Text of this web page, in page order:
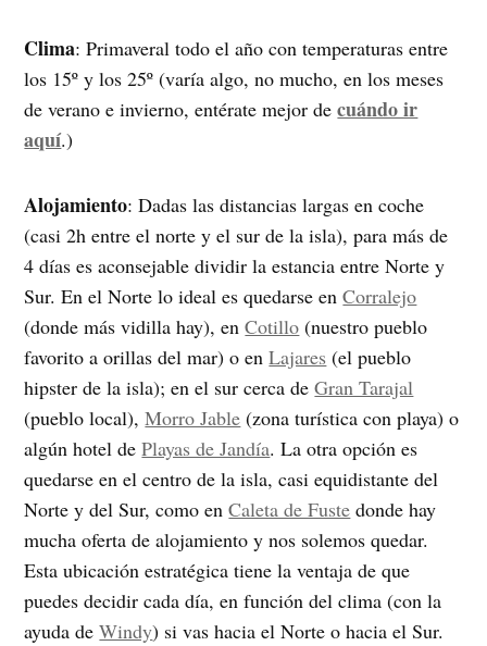
Clima: Primaveral todo el año con temperaturas entre
los 15º y los 25º (varía algo, no mucho, en los meses
de verano e invierno, entérate mejor decuándo ir
aquí.)
Alojamiento: Dadas las distancias largas en coche
(casi 2h entre el norte y el sur de la isla), para más de
4 días es aconsejable dividir la estancia entre Norte y
Sur. En el Norte lo ideal es quedarse enCorralejo
(donde más vidilla hay), enCotillo (nuestro pueblo
favorito a orillas del mar) o enLajares (el pueblo
hipster de la isla); en el sur cerca deGran Tarajal
(pueblo local),Morro Jable (zona turística con playa) o
algún hotel dePlayas de Jandía. La otra opción es
quedarse en el centro de la isla, casi equidistante del
Norte y del Sur, como enCaleta de Fuste donde hay
mucha oferta de alojamiento y nos solemos quedar.
Esta ubicación estratégica tiene la ventaja de que
puedes decidir cada día, en función del clima (con la
ayuda deWindy) si vas hacia el Norte o hacia el Sur.